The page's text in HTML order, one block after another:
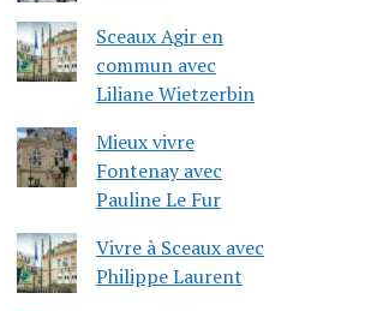
Sceaux Agir en
commun avec
Liliane Wietzerbin
Mieux vivre
Fontenay avec
Pauline Le Fur
Vivre à Sceaux avec
Philippe Laurent